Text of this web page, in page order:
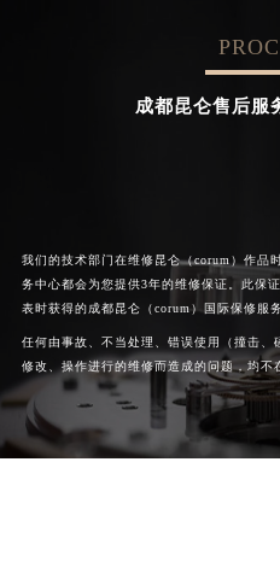
成都昆仑售后服
我们的技术部门在维修昆仑（corum）作品
务中心都会为您提供3年的维修保证。此保
表时获得的成都昆仑（corum）国际保修服务
任何由事故、不当处理、错误使用（撞击、
修改、操作进行的维修而造成的问题，均不